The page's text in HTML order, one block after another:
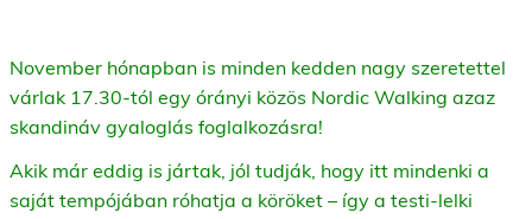
November hónapban is minden kedden nagy szeretettel
várlak 17.30-tól egy órányi közös Nordic Walking azaz
skandináv gyaloglás foglalkozásra!
Akik már eddig is jártak, jól tudják, hogy itt mindenki a
saját tempójában róhatja a köröket – így a testi-lelki